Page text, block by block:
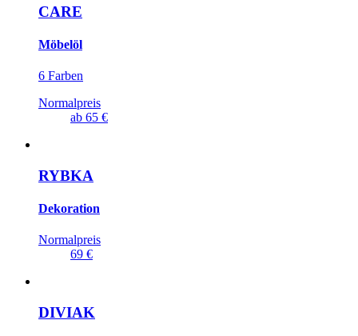
CARE
Möbelöl
6 Farben
Normalpreis
ab 65 €
RYBKA
Dekoration
Normalpreis
69 €
DIVIAK